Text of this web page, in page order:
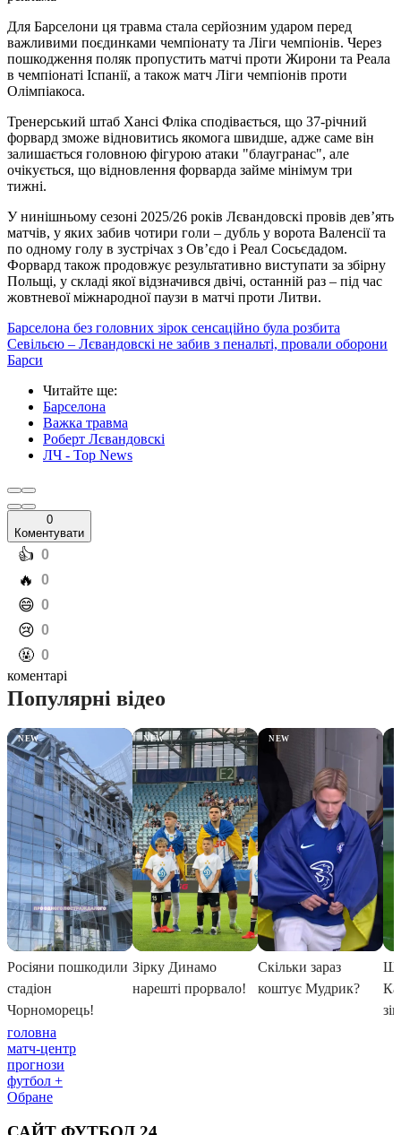
Для Барселони ця травма стала серйозним ударом перед
важливими поєдинками чемпіонату та Ліги чемпіонів. Через
пошкодження поляк пропустить матчі проти Жирони та Реала
в чемпіонаті Іспанії, а також матч Ліги чемпіонів проти
Олімпіакоса.
Тренерський штаб Хансі Фліка сподівається, що 37-річний
форвард зможе відновитись якомога швидше, адже саме він
залишається головною фігурою атаки "блаугранас", але
очікується, що відновлення форварда займе мінімум три
тижні.
У нинішньому сезоні 2025/26 років Лєвандовскі провів дев’ять
матчів, у яких забив чотири голи – дубль у ворота Валенсії та
по одному голу в зустрічах з Ов’єдо і Реал Сосьєдадом.
Форвард також продовжує результативно виступати за збірну
Польщі, у складі якої відзначився двічі, останній раз – під час
жовтневої міжнародної паузи в матчі проти Литви.
Барселона без головних зірок сенсаційно була розбита
Севільєю – Лєвандовскі не забив з пенальті, провали оборони
Барси
Читайте ще:
Барселона
Важка травма
Роберт Лєвандовскі
ЛЧ - Top News
0
Коментувати
️👍 0
️🔥 0
️😄 0
️😢 0
️🤬 0
коментарі
головна
матч-центр
прогнози
футбол +
Обране